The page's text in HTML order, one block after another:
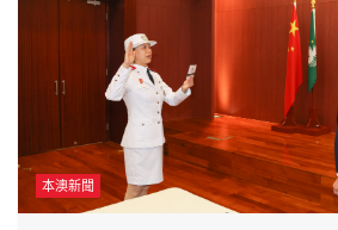
本澳新聞